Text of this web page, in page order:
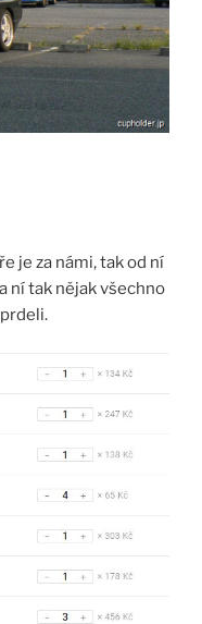
je za námi, tak od ní
ní tak nějak všechno